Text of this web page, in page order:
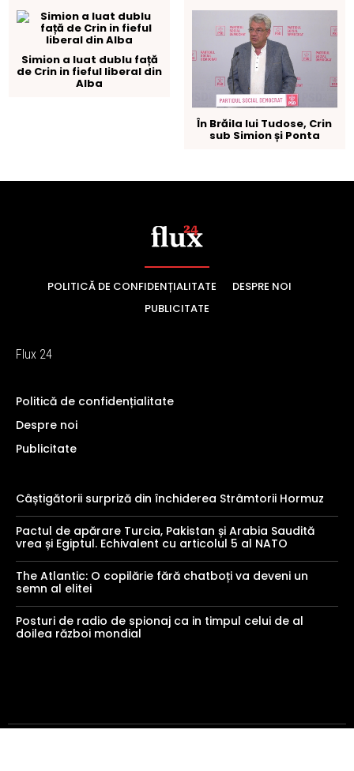
POLITICĂ DE CONFIDENȚIALITATE
DESPRE NOI
PUBLICITATE
Flux 24
Politică de confidențialitate
Despre noi
Publicitate
Câștigătorii surpriză din închiderea Strâmtorii Hormuz
Pactul de apărare Turcia, Pakistan și Arabia Saudită
vrea și Egiptul. Echivalent cu articolul 5 al NATO
The Atlantic: O copilărie fără chatboți va deveni un
semn al elitei
Posturi de radio de spionaj ca in timpul celui de al
doilea război mondial